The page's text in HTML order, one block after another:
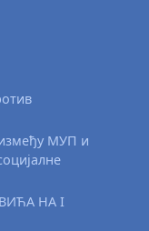
МУП и
НА I